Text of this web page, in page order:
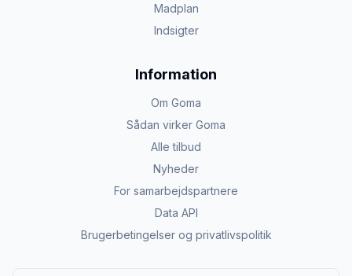
Madplan
Indsigter
Information
Om Goma
Sådan virker Goma
Alle tilbud
Nyheder
For samarbejdspartnere
Data API
Brugerbetingelser og privatlivspolitik